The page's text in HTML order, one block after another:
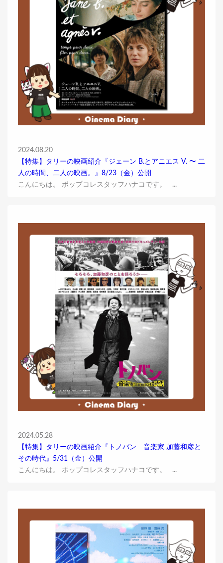
2024.08.20
【特集】タリーの映画紹介『ジェーン B.とアニエス V. 〜 二
人の時間、二人の映画。』8/23（金）公開
こんにちは。 ポップコレスタッフハナコです。 ...
2024.05.28
【特集】タリーの映画紹介『トノバン 音楽家 加藤和彦と
その時代』5/31（金）公開
こんにちは。 ポップコレスタッフハナコです。 ...